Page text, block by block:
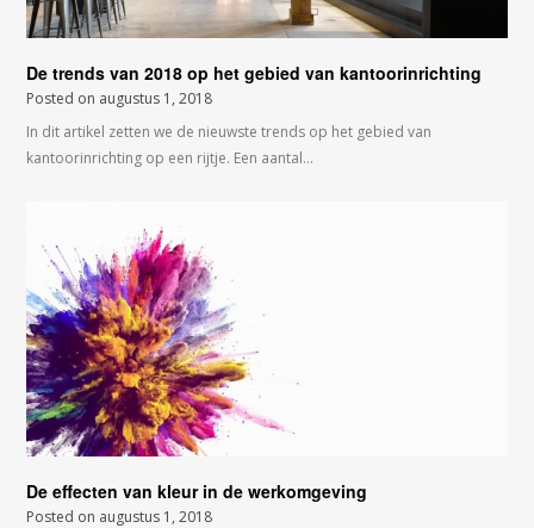
De trends van 2018 op het gebied van kantoorinrichting
Posted on augustus 1, 2018
In dit artikel zetten we de nieuwste trends op het gebied van
kantoorinrichting op een rijtje. Een aantal…
De effecten van kleur in de werkomgeving
Posted on augustus 1, 2018